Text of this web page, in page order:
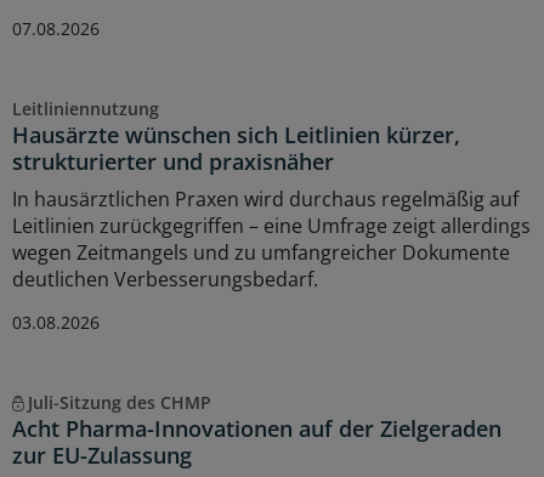
07.08.2026
Leitliniennutzung
Hausärzte wünschen sich Leitlinien kürzer,
strukturierter und praxisnäher
In hausärztlichen Praxen wird durchaus regelmäßig auf
Leitlinien zurückgegriffen – eine Umfrage zeigt allerdings
wegen Zeitmangels und zu umfangreicher Dokumente
deutlichen Verbesserungsbedarf.
03.08.2026
Juli-Sitzung des CHMP
Acht Pharma-Innovationen auf der Zielgeraden
zur EU-Zulassung